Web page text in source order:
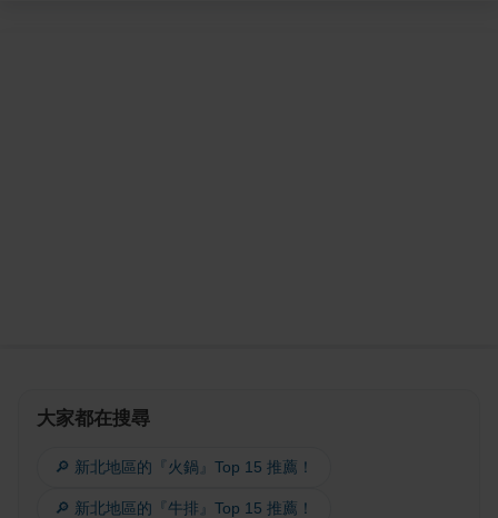
大家都在搜尋
🔎 新北地區的『火鍋』Top 15 推薦！
🔎 新北地區的『牛排』Top 15 推薦！